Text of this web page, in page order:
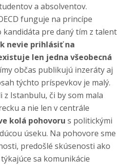
a absolventov.
funguje na princípe
pre daný tím z talent
nevie prihlásiť na
len jedna všeobecná
občas publikujú inzeráty aj
týchto príspevkov je malý.
z Istanbulu, či by som mala
a nie len v centrále
kolá pohovoru s politickými
úseku. Na pohovore sme
predošlé skúsenosti ako
sa komunikácie